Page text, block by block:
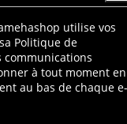
utilise vos
Politique de
communications
à tout moment en
au bas de chaque e-